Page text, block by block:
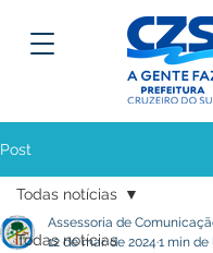
Post
Todas notícias
Todas notícias
Assessoria de
12 de mar. de 2024 1 min de